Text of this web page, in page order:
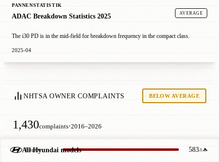
PANNENSTATISTIK
ADAC Breakdown Statistics 2025 AVERAGE
The i30 PD is in the mid-field for breakdown frequency in the compact class.
2025-04
NHTSA OWNER COMPLAINTS BELOW AVERAGE
1,430complaints·2016–2026
01 Engine 583⚠ 8
All Hyundai models